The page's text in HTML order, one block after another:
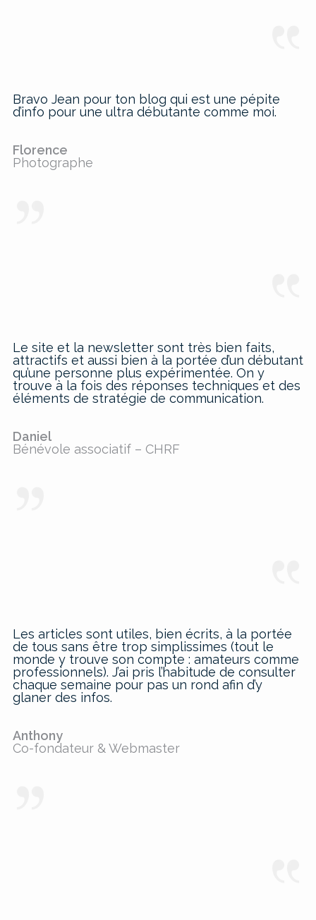
Bravo Jean pour ton blog qui est une pépite
d’info pour une ultra débutante comme moi.
Florence
Photographe
Le site et la newsletter sont très bien faits,
attractifs et aussi bien à la portée d’un débutant
qu’une personne plus expérimentée. On y
trouve à la fois des réponses techniques et des
éléments de stratégie de communication.
Daniel
Bénévole associatif – CHRF
Les articles sont utiles, bien écrits, à la portée
de tous sans être trop simplissimes (tout le
monde y trouve son compte : amateurs comme
professionnels). J’ai pris l’habitude de consulter
chaque semaine pour pas un rond afin d’y
glaner des infos.
Anthony
Co-fondateur & Webmaster